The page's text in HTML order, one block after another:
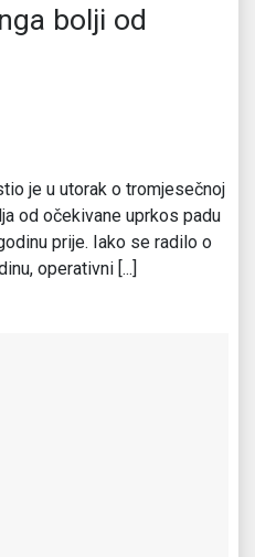
bolji od
je u utorak o tromjesečnoj
od očekivane uprkos padu
prije. Iako se radilo o
operativni [...]